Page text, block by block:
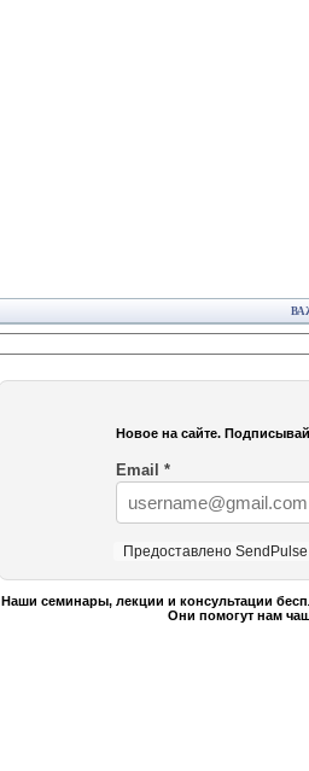
Новое на сайте.
Email *
Предоставлено SendPulse
Наши семинары, лекции и консультации
Они помогут нам